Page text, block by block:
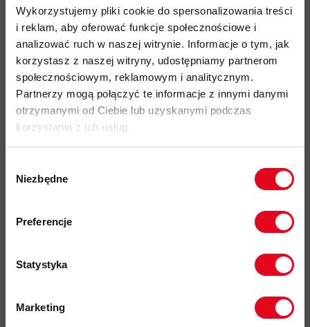
Wykorzystujemy pliki cookie do spersonalizowania treści
i reklam, aby oferować funkcje społecznościowe i
analizować ruch w naszej witrynie. Informacje o tym, jak
korzystasz z naszej witryny, udostępniamy partnerom
społecznościowym, reklamowym i analitycznym.
Partnerzy mogą połączyć te informacje z innymi danymi
otrzymanymi od Ciebie lub uzyskanymi podczas
korzystania z ich usług.
zgody
Niezbędne
Preferencje
Statystyka
Marketing
Numer telefonu
451 637 357
Dane fimy
Uni-Sport Sp. z o.o.
ul. Kędzierzyńska 17B
954-265-09-11
REGON
Numer wpisu do KRS
Konto bankowe